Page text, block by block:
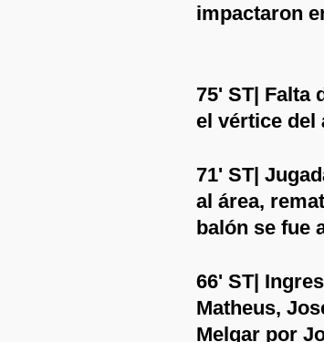
impactaron
75' ST| Falta
el vértice del
71' ST|
al área,
balón se fue
66' ST|
Matheus,
Melgar por